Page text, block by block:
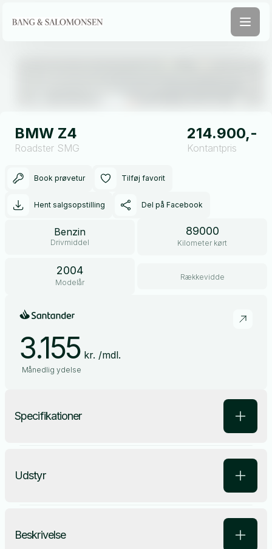
BMW Z4
Roadster SMG
214.900,-
Kontantpris
Book prøvetur Tilføj favorit
Hent salgsopstilling Del på Facebook
Benzin
Drivmiddel
89000
Kilometer kørt
2004
Modelår
Rækkevidde
3.155 kr. /mdl.
Månedlig ydelse
Specifikationer
Udstyr
Beskrivelse